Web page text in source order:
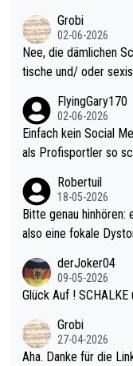
ohl wenig WDF
es Jahr der Fall. Er
den Qualifier und ich
el hat.
Grobi
02-06-2026
Nee, die dämlichen
tische und/ oder
s Leben in den Griff
r war doch neulich
rovoziert hat. Und
FlyingGary170
02-06-2026
Einfach kein Social
als Profisportler so
Robertuil
18-05-2026
Bitte genau hinhören:
also eine fokale
erden, im Arm hat.
be immer noch, dass
diese könnten teils
man nur zum
derJoker04
09-05-2026
Glück Auf !
Grobi
27-04-2026
Aha. Danke für die